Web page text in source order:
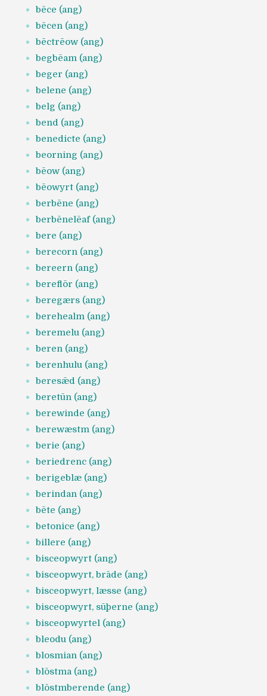
bēce (ang)
bēcen (ang)
bēctrēow (ang)
begbēam (ang)
beger (ang)
belene (ang)
belg (ang)
bend (ang)
benedicte (ang)
beorning (ang)
bēow (ang)
bēowyrt (ang)
berbēne (ang)
berbēnelēaf (ang)
bere (ang)
berecorn (ang)
bereern (ang)
bereflōr (ang)
beregærs (ang)
berehealm (ang)
beremelu (ang)
beren (ang)
berenhulu (ang)
beresǣd (ang)
beretūn (ang)
berewinde (ang)
berewæstm (ang)
berie (ang)
beriedrenc (ang)
berigeblæ (ang)
berindan (ang)
bēte (ang)
betonice (ang)
billere (ang)
bisceopwyrt (ang)
bisceopwyrt, brāde (ang)
bisceopwyrt, læsse (ang)
bisceopwyrt, sūþerne (ang)
bisceopwyrtel (ang)
bleodu (ang)
blosmian (ang)
blōstma (ang)
blōstmberende (ang)